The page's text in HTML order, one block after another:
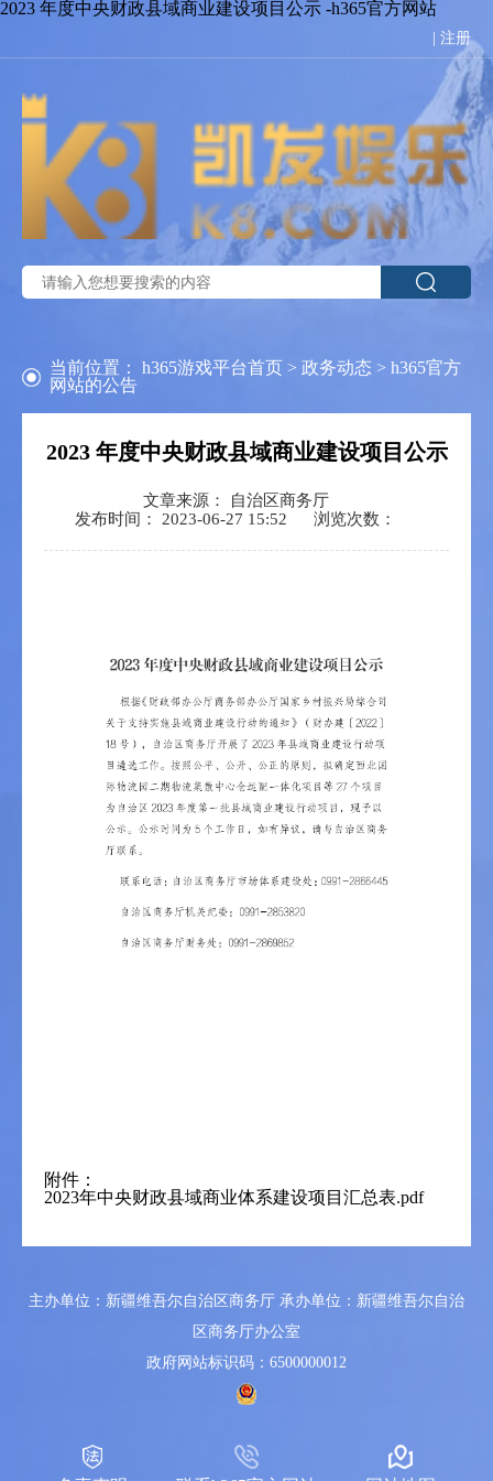
2023 年度中央财政县域商业建设项目公示 -h365官方网站
注册
当前位置： h365游戏平台首页 > 政务动态 > h365官方
网站的公告
2023 年度中央财政县域商业建设项目公示
文章来源： 自治区商务厅
发布时间： 2023-06-27 15:52
浏览次数：
附件：
2023年中央财政县域商业体系建设项目汇总表.pdf
主办单位：新疆维吾尔自治区商务厅 承办单位：新疆维吾尔自治
区商务厅办公室
政府网站标识码：6500000012